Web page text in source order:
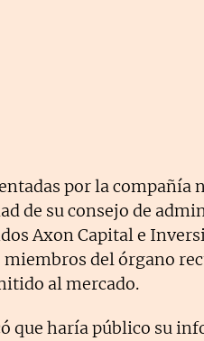
por la compañía
de su consejo de
Axon Capital e
miembros del órgano
al mercado.
que haría público su